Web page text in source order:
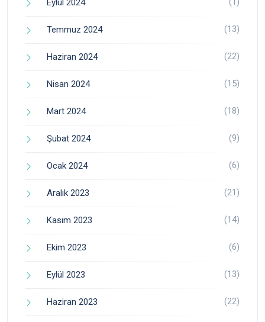
Eylül 2024
Temmuz 2024 (13)
Haziran 2024 (22)
Nisan 2024 (15)
Mart 2024 (18)
Şubat 2024 (9)
Ocak 2024 (6)
Aralık 2023 (21)
Kasım 2023 (14)
Ekim 2023 (6)
Eylül 2023 (13)
Haziran 2023 (22)